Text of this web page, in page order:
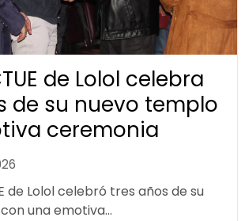
de Lolol celebra
de su nuevo templo
ceremonia
de Lolol celebró tres años de su
una emotiva...